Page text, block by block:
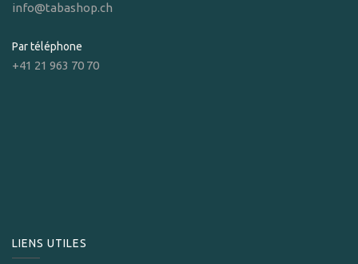
info@tabashop.ch
Par téléphone
+41 21 963 70 70
LIENS UTILES